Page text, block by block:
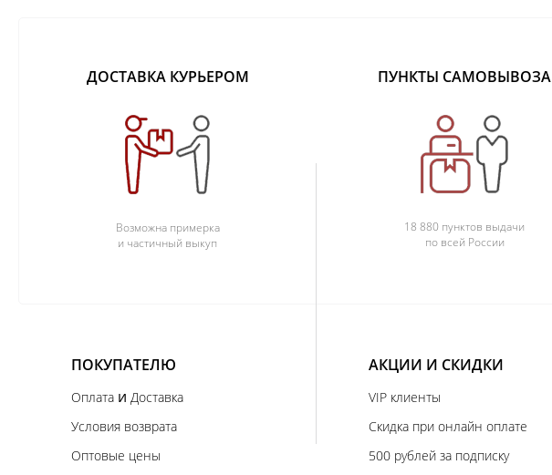
ДОСТАВКА КУРЬЕРОМ
Возможна примерка
и частичный выкуп
ПУНКТЫ САМОВЫВОЗА
18 880 пунктов выдачи
по всей России
ПОКУПАТЕЛЮ
Оплата и Доставка
Условия возврата
Оптовые цены
АКЦИИ И СКИДКИ
VIP клиенты
Скидка при онлайн оплате
500 рублей за подписку